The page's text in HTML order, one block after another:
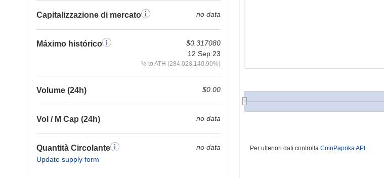
Capitalizzazione di mercato no data
Máximo histórico
$0.317080
12 Sep 23
% to ATH (284,028,140.90%)
Volume (24h) $0.00
Vol / M Cap (24h) no data
Quantità Circolante
Update supply form
no data Per ulteriori dati controlla CoinPaprika API